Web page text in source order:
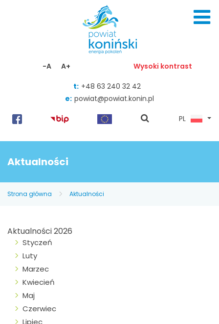
-A A+ Wysoki kontrast
t: +48 63 240 32 42
e: powiat@powiat.konin.pl
pokaż
PL
Aktualności
Strona główna Aktualności
Aktualności 2026
Styczeń
Luty
Marzec
Kwiecień
Maj
Czerwiec
Lipiec